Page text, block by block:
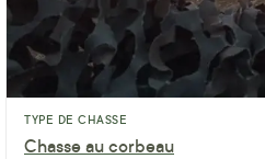
TYPE DE CHASSE
Chasse au corbeau